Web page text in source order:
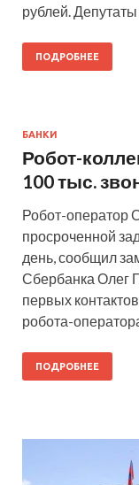
рублей.
ПОДРОБНЕЕ
БАНКИ
Робот-
100 тыс.
Робот-оператор
просроченной
день, сообщил
Сбербанка Олег
первых
робота-
ПОДРОБНЕЕ